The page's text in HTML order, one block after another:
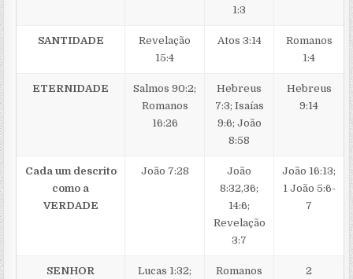
1:3
SANTIDADE
Revelação
15:4
Atos 3:14
Romanos
1:4
ETERNIDADE
Salmos 90:2;
Romanos
16:26
Hebreus
7:3; Isaías
9:6; João
8:58
Hebreus
9:14
Cada um descrito
como a
VERDADE
João 7:28
João
8:32,36;
14:6;
Revelação
3:7
João 16:13;
1 João 5:6-
7
SENHOR Lucas 1:32; Romanos 2